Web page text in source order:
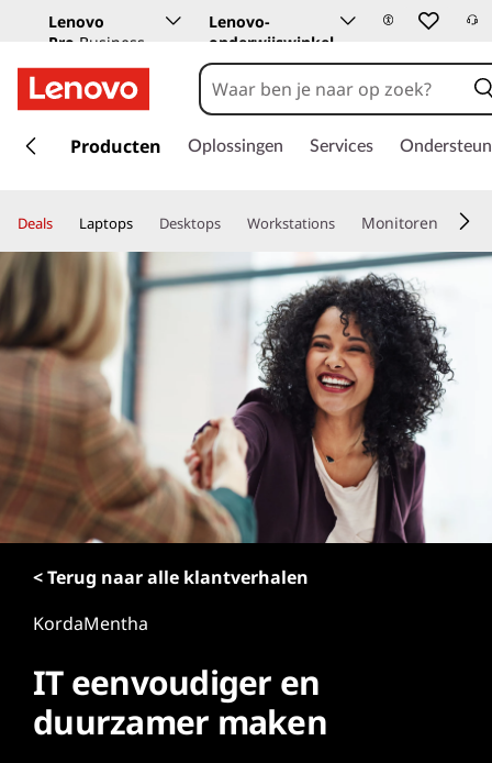
Lenovo
Pro Business
Store
Lenovo-
onderwijswinkel
a
a
h
o
o
d
h
u
Producten Oplossingen Services
Deals Laptops Desktops Workstations Monitoren
< Terug naar alle klantverhalen
KordaMentha
IT eenvoudiger en
duurzamer maken